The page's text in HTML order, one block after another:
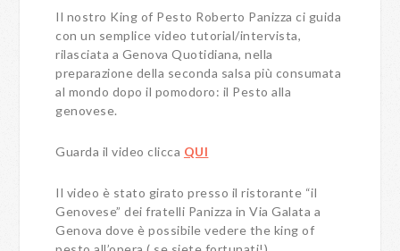
Il nostro King of Pesto Roberto Panizza ci guida
con un semplice video tutorial/intervista,
rilasciata a Genova Quotidiana, nella
preparazione della seconda salsa più consumata
al mondo dopo il pomodoro: il Pesto alla
genovese.
Guarda il video clicca QUI
Il video è stato girato presso il ristorante “il
Genovese” dei fratelli Panizza in Via Galata a
Genova dove è possibile vedere the king of